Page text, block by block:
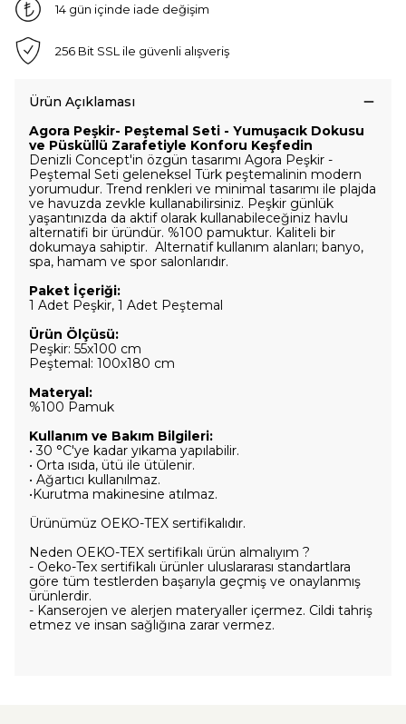
14 gün içinde iade değişim
256 Bit SSL ile güvenli alışveriş
Ürün Açıklaması
Agora Peşkir- Peştemal Seti - Yumuşacık Dokusu
ve Püsküllü Zarafetiyle Konforu Keşfedin
Denizli Concept'in özgün tasarımı Agora Peşkir -
Peştemal Seti geleneksel Türk peştemalinin modern
yorumudur. Trend renkleri ve minimal tasarımı ile plajda
ve havuzda zevkle kullanabilirsiniz. Peşkir günlük
yaşantınızda da aktif olarak kullanabileceğiniz havlu
alternatifi bir üründür. %100 pamuktur. Kaliteli bir
dokumaya sahiptir. Alternatif kullanım alanları; banyo,
spa, hamam ve spor salonlarıdır.
Paket İçeriği:
1 Adet Peşkir, 1 Adet Peştemal
Ürün Ölçüsü:
Peşkir: 55x100 cm
Peştemal: 100x180 cm
Materyal:
%100 Pamuk
Kullanım ve Bakım Bilgileri:
• 30 °C'ye kadar yıkama yapılabilir.
• Orta ısıda, ütü ile ütülenir.
• Ağartıcı kullanılmaz.
•Kurutma makinesine atılmaz.
Ürünümüz OEKO-TEX sertifikalıdır.
Neden OEKO-TEX sertifikalı ürün almalıyım ?
- Oeko-Tex sertifikalı ürünler uluslararası standartlara
göre tüm testlerden başarıyla geçmiş ve onaylanmış
ürünlerdir.
- Kanserojen ve alerjen materyaller içermez. Cildi tahriş
etmez ve insan sağlığına zarar vermez.